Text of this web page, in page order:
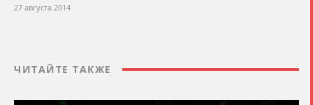
27 августа 2014
ЧИТАЙТЕ ТАКЖЕ